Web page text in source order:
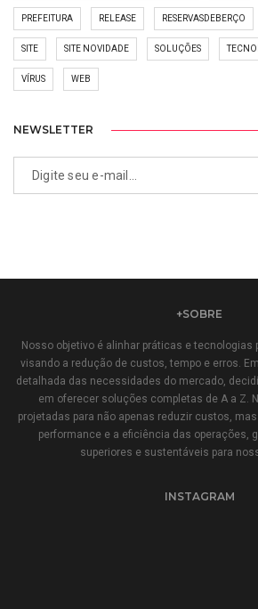
PREFEITURA RELEASE RESERVASDEBERÇO
SITE SITE NOVIDADE SOLUÇÕES
VÍRUS WEB
NEWSLETTER
+SOBRE
Nosso objetivo é alinhar práticas e tecnologias
visando a redução de custos, tempo e erros.
detalhada das necessidades do mercado,
em oferecer soluções completas de A a Z.
projetadas para não apenas reduzir custos,
performance e a eficiência das operações,
superiores e sustentáveis para
INSTAGRAM